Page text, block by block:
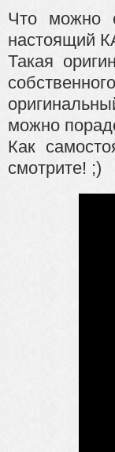
Что можно
настоящий
Такая
можно
Как
смотрите! ;)